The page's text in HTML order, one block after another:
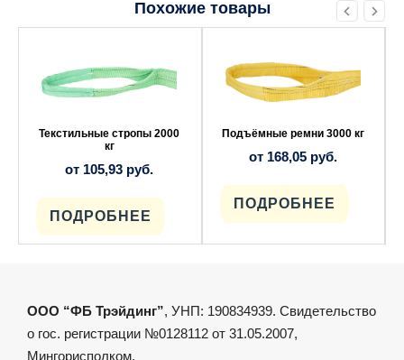
Похожие товары
Текстильные стропы 2000
кг
от 105,93 руб.
ПОДРОБНЕЕ
несколько
вариаций.
выбрать
товара.
Подъёмные ремни 3000 кг
от 168,05 руб.
ПОДРОБНЕЕ
имеет
несколько
вариаций.
выбрать
странице
ООО “ФБ Трэйдинг”, УНП: 190834939. Свидетельство
о гос. регистрации №0128112 от 31.05.2007,
Мингорисполком.